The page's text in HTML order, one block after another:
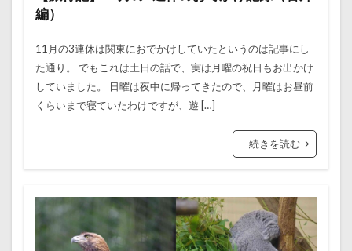
編）
11月の3連休は関東におでかけしていたというのは記事にし
た通り。 でもこれは土日の話で、実は月曜の祝日もお出かけ
していました。 日曜は夜中に帰ってきたので、月曜はお昼前
くらいまで寝ていたわけですが、遊 […]
続きを読む